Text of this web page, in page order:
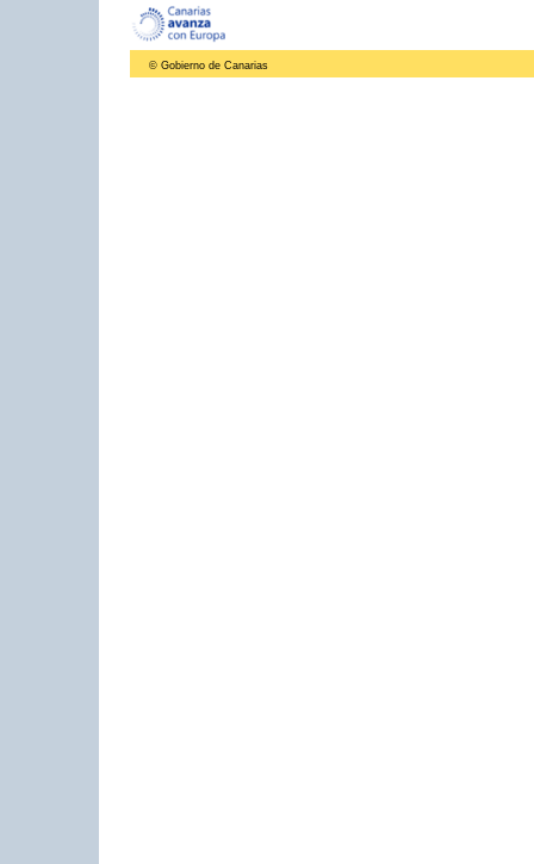
© Gobierno de Canarias